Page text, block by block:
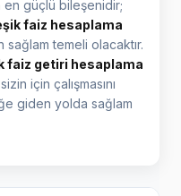
güçlü bileşenidir;
faiz hesaplama
sağlam temeli olacaktır.
faiz getiri hesaplama
için çalışmasını
giden yolda sağlam